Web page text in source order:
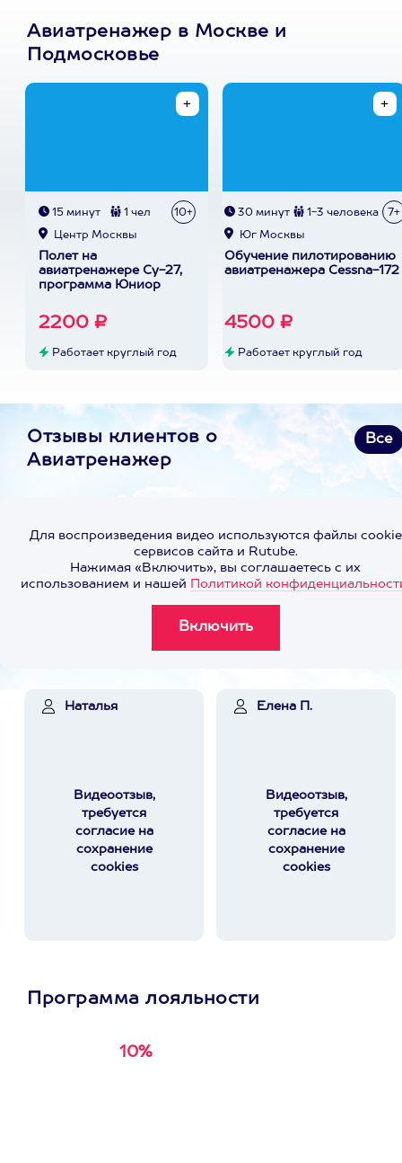
Авиатренажер в Москве и
Подмосковье
15 минут 1 чел 10+
Центр Москвы
Полет на
авиатренажере Су-27,
программа Юниор
2200 ₽
Работает круглый год
30 минут 1-3 человека 7+
Юг Москвы
Обучение пилотированию
авиатренажера Cessna-172
4500 ₽
Работает круглый год
Отзывы клиентов о
Авиатренажер
Все
Для воспроизведения видео используются файлы cookie
сервисов сайта и Rutube.
Нажимая «Включить», вы соглашаетесь с их
использованием и нашей Политикой
Наталья
Видеоотзыв,
требуется
согласие на
сохранение
cookies
Елена П.
Видеоотзыв,
требуется
согласие на
сохранение
cookies
Программа лояльности
10%